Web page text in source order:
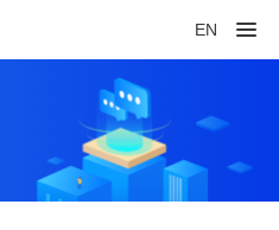
EN